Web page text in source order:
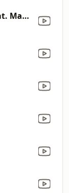
Corazón Espinado (feat. Maná)